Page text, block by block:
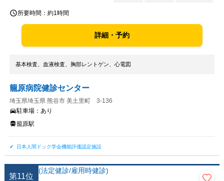
所要時間： 約1時間
詳細・予約
基本検査、血液検査、胸部レントゲン、心電図
籠原病院健診センター
埼玉県埼玉県 熊谷市 美土里町 3-136
駐車場： あり
籠原駅
日本人間ドック学会機能評価認定施設
第11位